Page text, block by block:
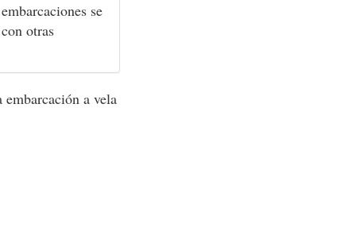
se
otras
a vela